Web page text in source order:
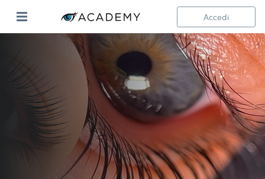
Accedi